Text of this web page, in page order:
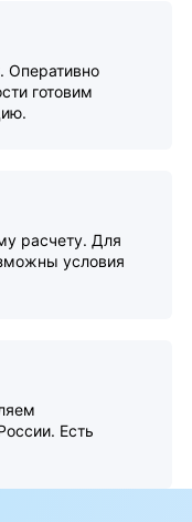
Оперативно
готовим
расчету. Для
условия
Есть